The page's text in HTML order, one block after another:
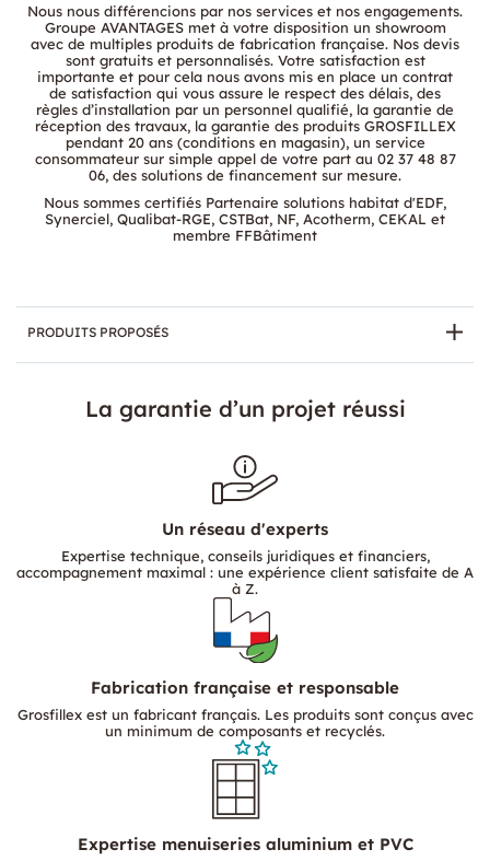
Nous nous différencions par nos services et nos engagements.
Groupe AVANTAGES met à votre disposition un showroom
avec de multiples produits de fabrication française. Nos devis
sont gratuits et personnalisés. Votre satisfaction est
importante et pour cela nous avons mis en place un contrat
de satisfaction qui vous assure le respect des délais, des
règles d’installation par un personnel qualifié, la garantie de
réception des travaux, la garantie des produits GROSFILLEX
pendant 20 ans (conditions en magasin), un service
consommateur sur simple appel de votre part au 02 37 48 87
06, des solutions de financement sur mesure.
Nous sommes certifiés Partenaire solutions habitat d'EDF,
Synerciel, Qualibat-RGE, CSTBat, NF, Acotherm, CEKAL et
membre FFBâtiment
PRODUITS PROPOSÉS
FENÊTRES VOLETS PORTES DE GARAGE
Votre espace conseil Dreux vous propose
aussi
MOTORISATION DE PORTAILS PERSIENNES
Motorisation de portails
Que votre portail soit coulissant ou battant, nous saurons vous
proposer une solution pour le motoriser
La garantie d’un projet réussi
Un réseau d'experts
Expertise technique, conseils juridiques et financiers,
accompagnement maximal : une expérience client satisfaite de A
à Z.
Fabrication française et responsable
Grosfillex est un fabricant français. Les produits sont conçus avec
un minimum de composants et recyclés.
Expertise menuiseries aluminium et PVC